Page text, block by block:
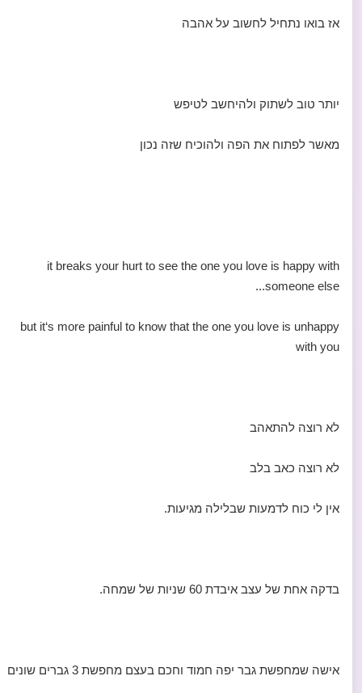
אז בואו נתחיל לחשוב על אהבה
יותר טוב לשתוק ולהיחשב לטיפש
מאשר לפתוח את הפה ולהוכיח שזה נכון
it breaks your hurt to see the one you love is happy with
someone else...
but it‘s more painful to know that the one you love is unhappy
with you
לא רוצה להתאהב
לא רוצה כאב בלב
אין לי כוח לדמעות שבלילה מגיעות.
בדקה אחת של עצב איבדת 60 שניות של שמחה.
אישה שמחפשת גבר יפה חמוד וחכם בעצם מחפשת 3 גברים שונים